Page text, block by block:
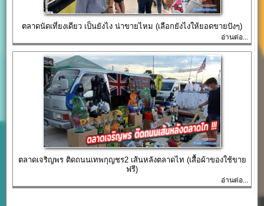
ตลาดนัดเที่ยงเดียว เป็นยังไง น่าขายไหม (เลือกยังไงให้ยอดขายปังๆ)
อ่านต่อ...
ตลาดเจริญพร ติดถนนเทพกุญชร2 เส้นหลังตลาดไท (เสื้อผ้าของใช้ขาย
ฟรี)
อ่านต่อ...